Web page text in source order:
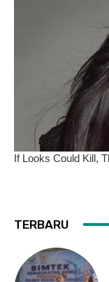
TERBARU